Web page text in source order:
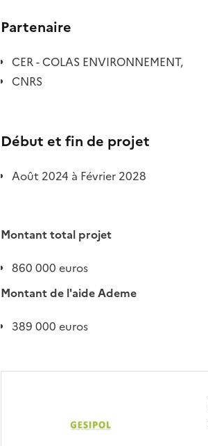
Partenaire
CER - COLAS ENVIRONNEMENT,
CNRS
Début et fin de projet
Août 2024 à Février 2028
Montant total projet
860 000 euros
Montant de l'aide Ademe
389 000 euros